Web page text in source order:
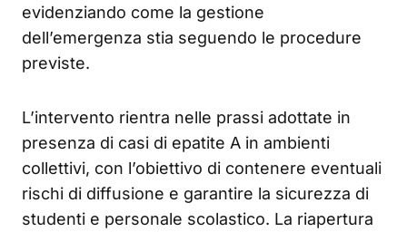
evidenziando come la gestione
dell’emergenza stia seguendo le procedure
previste.
L’intervento rientra nelle prassi adottate in
presenza di casi di epatite A in ambienti
collettivi, con l’obiettivo di contenere eventuali
rischi di diffusione e garantire la sicurezza di
studenti e personale scolastico. La riapertura